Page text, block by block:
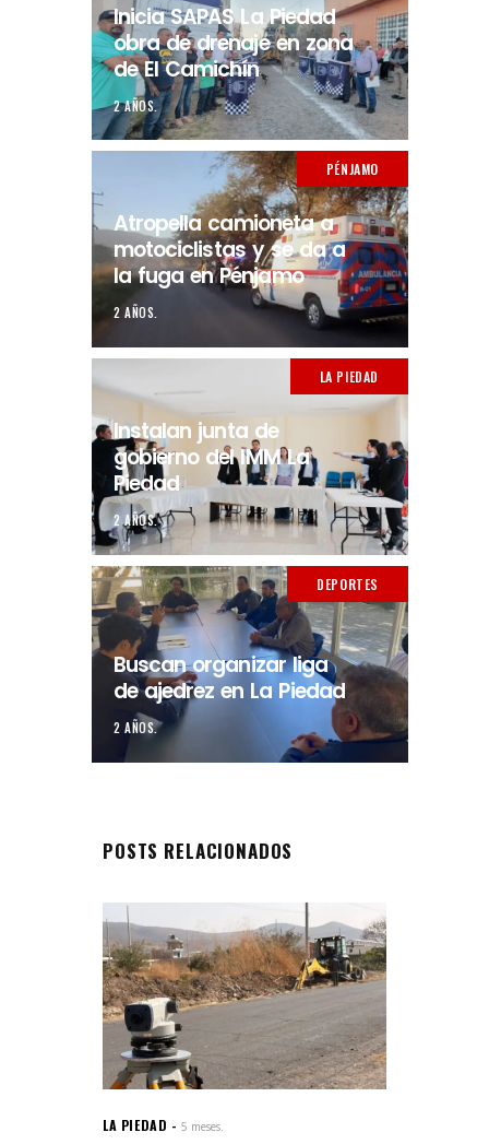
Inicia SAPAS La Piedad
obra de drenaje en zona
de El Camichín
2 AÑOS.
PÉNJAMO
Atropella camioneta a
motociclistas y se da a
la fuga en Pénjamo
2 AÑOS.
LA PIEDAD
Instalan junta de
gobierno del IMM La
Piedad
2 AÑOS.
DEPORTES
Buscan organizar liga
de ajedrez en La Piedad
2 AÑOS.
POSTS RELACIONADOS
LA PIEDAD 5 meses.